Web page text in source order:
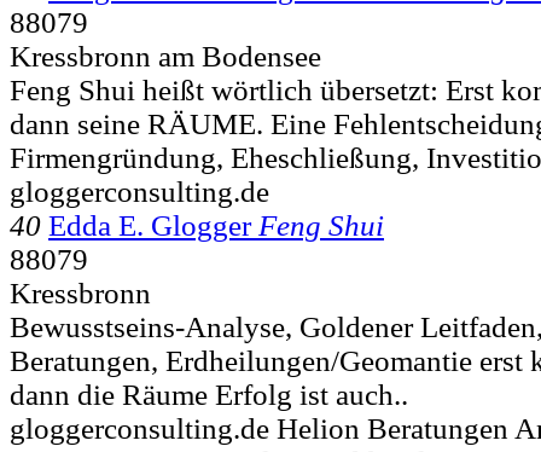
88079
Kressbronn am Bodensee
Feng Shui heißt wörtlich übersetzt: Erst
dann seine RÄUME. Eine
Firmengründung, Eheschließung,
gloggerconsulting.de
40 Edda E. Glogger Feng Shui
88079
Kressbronn
Bewusstseins-Analyse, Goldener
Beratungen, Erdheilungen/Geomantie erst
dann die Räume Erfolg ist auch..
gloggerconsulting.de Helion Beratungen